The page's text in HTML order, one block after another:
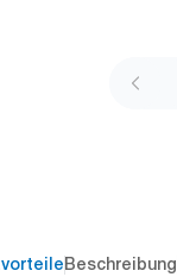
Beschreibung